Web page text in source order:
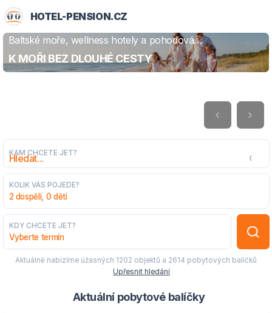
HOTEL-PENSION.CZ
Baltské moře, wellness hotely a pohodová
dovolená
K MOŘI BEZ DLOUHÉ CESTY
ZJISTIT VÍCE
KAM CHCETE JET?
KOLIK VÁS POJEDE?
2 dospělí, 0 dětí
KDY CHCETE JET?
Vyberte termín
Aktuálně nabízíme úžasných 1202 objektů a 2614 pobytových balíčků
Upřesnit hledání
Aktuální pobytové balíčky